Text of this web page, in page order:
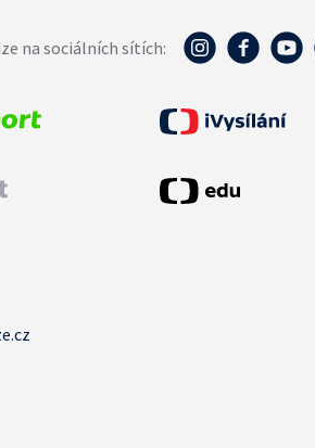
na sociálních sítích: